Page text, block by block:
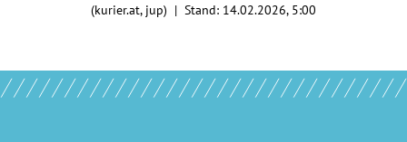
(kurier.at, jup) | Stand: 14.02.2026, 5:00